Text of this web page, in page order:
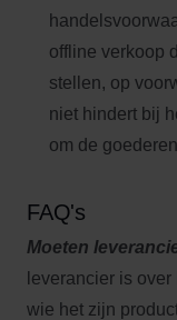
offline verkoop
stellen, op
niet hindert bij
om de
FAQ's
Moeten
leverancier is
wie het zijn